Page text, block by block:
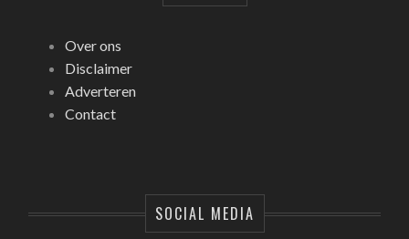
Over ons
Disclaimer
Adverteren
Contact
SOCIAL MEDIA